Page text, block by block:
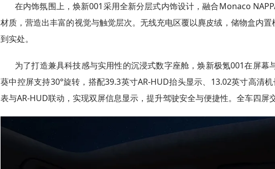
在内饰氛围上，焕新001采用全新分层式内饰设计，融合Monaco
材质，营造出丰富的视觉与触觉层次。无线充电区覆以麂皮绒，储物盒内
到实处。
为了打造兼具科技感与实用性的沉浸式数字座舱，焕新极氪001在屏幕
葵中控屏支持30°旋转，搭配39.3英寸AR-HUD抬头显示、13.02英寸高清
表与AR-HUD联动，实现双屏信息显示，提升驾驶安全与便捷性。全车四屏